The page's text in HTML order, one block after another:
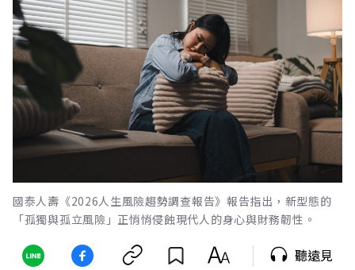
國泰人壽《2026人生風險趨勢調查報告》報告指出，新型態的
「孤獨與孤立風險」正悄悄侵蝕現代人的身心與財務韌性。
聽遠見